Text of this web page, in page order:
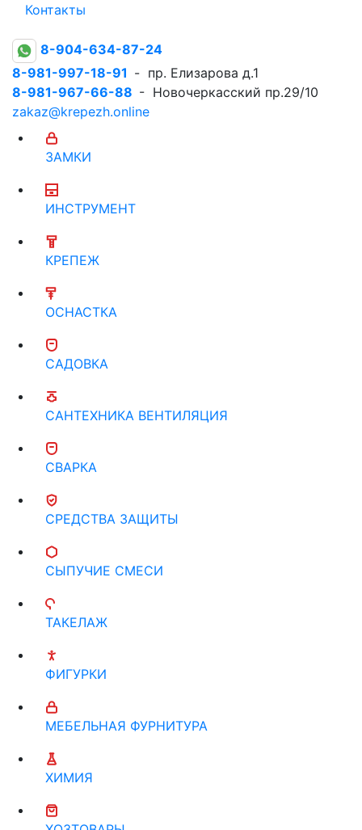
Контакты
8-904-634-87-24
8-981-997-18-91 - пр. Елизарова д.1
8-981-967-66-88 - Новочеркасский пр.29/10
zakaz@krepezh.online
ЗАМКИ
ИНСТРУМЕНТ
КРЕПЕЖ
ОСНАСТКА
САДОВКА
САНТЕХНИКА ВЕНТИЛЯЦИЯ
СВАРКА
СРЕДСТВА ЗАЩИТЫ
СЫПУЧИЕ СМЕСИ
ТАКЕЛАЖ
ФИГУРКИ
МЕБЕЛЬНАЯ ФУРНИТУРА
ХИМИЯ